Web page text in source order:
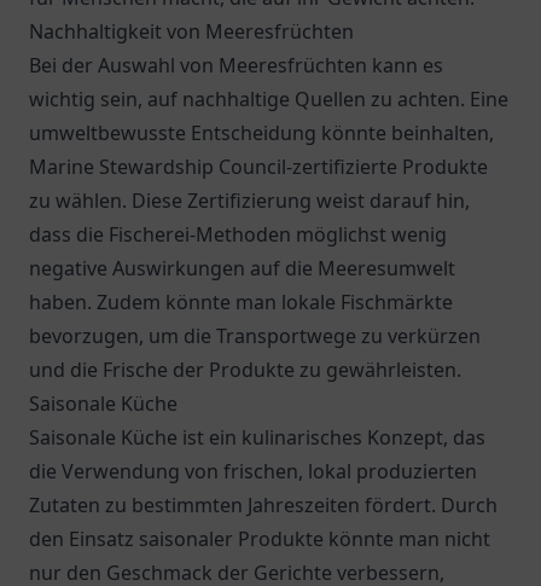
Nachhaltigkeit von Meeresfrüchten
Bei der Auswahl von Meeresfrüchten kann es
wichtig sein, auf nachhaltige Quellen zu achten. Eine
umweltbewusste Entscheidung könnte beinhalten,
Marine Stewardship Council-zertifizierte Produkte
zu wählen. Diese Zertifizierung weist darauf hin,
dass die Fischerei-Methoden möglichst wenig
negative Auswirkungen auf die Meeresumwelt
haben. Zudem könnte man lokale Fischmärkte
bevorzugen, um die Transportwege zu verkürzen
und die Frische der Produkte zu gewährleisten.
Saisonale Küche
Saisonale Küche ist ein kulinarisches Konzept, das
die Verwendung von frischen, lokal produzierten
Zutaten zu bestimmten Jahreszeiten fördert. Durch
den Einsatz saisonaler Produkte könnte man nicht
nur den Geschmack der Gerichte verbessern,